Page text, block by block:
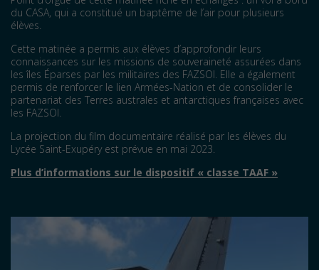
du CASA, qui a constitué un baptême de l’air pour plusieurs
élèves.
Cette matinée a permis aux élèves d’approfondir leurs
connaissances sur les missions de souveraineté assurées dans
les îles Éparses par les militaires des FAZSOI. Elle a également
permis de renforcer le lien Armées-Nation et de consolider le
partenariat des Terres australes et antarctiques françaises avec
les FAZSOI.
La projection du film documentaire réalisé par les élèves du
Lycée Saint-Exupéry est prévue en mai 2023.
Plus d’informations sur le dispositif « classe TAAF »